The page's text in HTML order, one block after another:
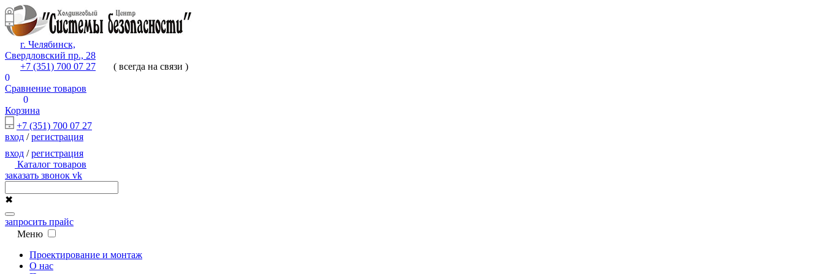
г. Челябинск,
Свердловский пр., 28
+7 (351) 700 07 27
( всегда на связи )
0
Сравнение товаров
0
Корзина
+7 (351) 700 07 27
вход /регистрация
вход /регистрация
Каталог товаров
заказать звонок vk
✖
запросить прайс
Меню
Проектирование и монтаж
О нас